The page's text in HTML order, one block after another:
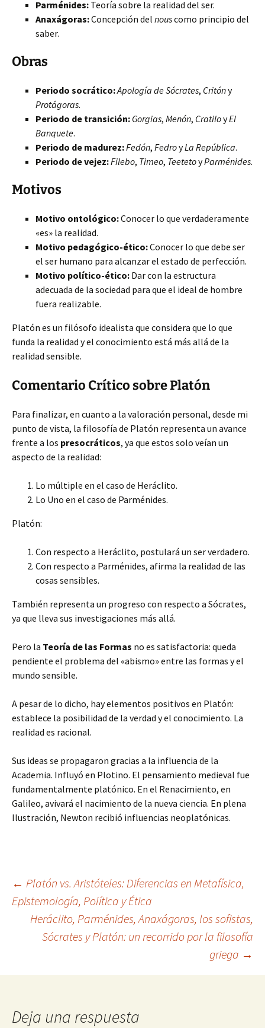
Parménides: Teoría sobre la realidad del ser.
Anaxágoras:Concepción del nouscomo principio del
saber.
Obras
Periodo socrático:Apología de Sócrates, Critóny
Protágoras.
Periodo de transición: Gorgias, Menón, CratiloyEl
Banquete.
Periodo de madurez:Fedón, FedroyLa República.
Periodo de vejez:Filebo, Timeo, TeetetoyParménides.
Motivos
Motivo ontológico:Conocer lo que verdaderamente
«es» la realidad.
Motivo pedagógico-ético:Conocer lo que debe ser
el ser humano para alcanzar el estado de perfección.
Motivo político-ético: Dar con la estructura
adecuada de la sociedad para que el ideal de hombre
fuera realizable.
Platón es un filósofo idealista que considera que lo que
funda la realidad y el conocimiento está más allá de la
realidad sensible.
Comentario Crítico sobre Platón
Para finalizar, en cuanto a la valoración personal, desde mi
punto de vista, la filosofía de Platón representa un avance
frente a los presocráticos, ya que estos solo veían un
aspecto de la realidad:
Lo múltiple en el caso de Heráclito.
Lo Uno en el caso de Parménides.
Platón:
Con respecto a Heráclito, postulará un ser verdadero.
Con respecto a Parménides, afirma la realidad de las
cosas sensibles.
También representa un progreso con respecto a Sócrates,
ya que lleva sus investigaciones más allá.
Pero la Teoría de las Formas no es satisfactoria: queda
pendiente el problema del «abismo» entre las formas y el
mundo sensible.
A pesar de lo dicho, hay elementos positivos en Platón:
establece la posibilidad de la verdad y el conocimiento. La
realidad es racional.
Sus ideas se propagaron gracias a la influencia de la
Academia. Influyó en Plotino. El pensamiento medieval fue
fundamentalmente platónico. En el Renacimiento, en
Galileo, avivará el nacimiento de la nueva ciencia. En plena
Ilustración, Newton recibió influencias neoplatónicas.
Navegación
de
entradas
← Platón vs. Aristóteles: Diferencias en Metafísica,
Epistemología, Política y Ética
Heráclito, Parménides, Anaxágoras, los sofistas,
Sócrates y Platón: un recorrido por la filosofía
griega →
Deja una respuesta